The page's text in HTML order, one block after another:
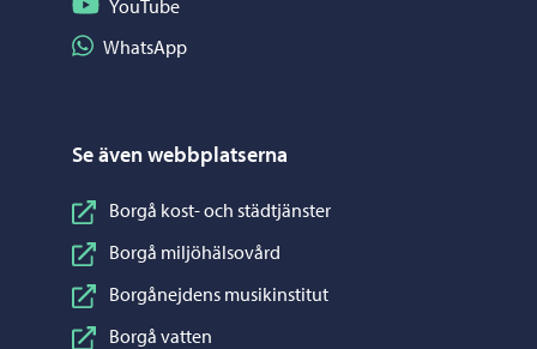
YouTube
Dela på WhatsApp
WhatsApp
Se även webbplatserna
Borgå kost- och städtjänster
Borgå miljöhälsovård
Borgånejdens musikinstitut
Borgå vatten